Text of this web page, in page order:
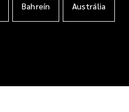
Bahreín Austrália